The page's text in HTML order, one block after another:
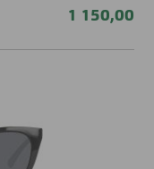
1 150,00